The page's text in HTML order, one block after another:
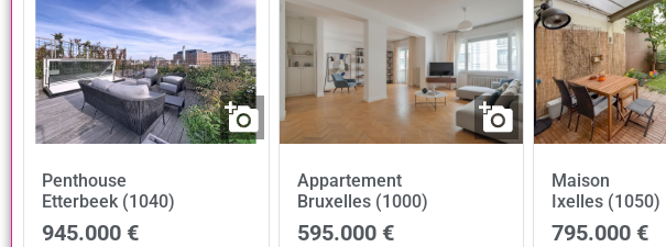
Penthouse
Etterbeek (1040)
945.000 €
Appartement
Bruxelles (1000)
595.000 €
Maison
Ixelles (1050)
795.000 €